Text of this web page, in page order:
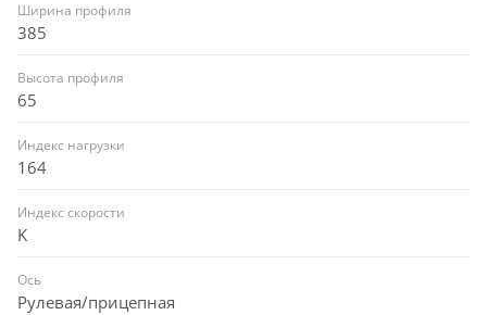
Ширина профиля
385
Высота профиля
65
Индекс нагрузки
164
Индекс скорости
K
Ось
Рулевая/прицепная